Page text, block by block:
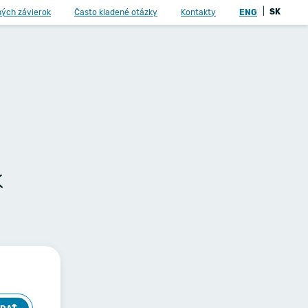
závierok Často kladené otázky Kontakty ENG SK